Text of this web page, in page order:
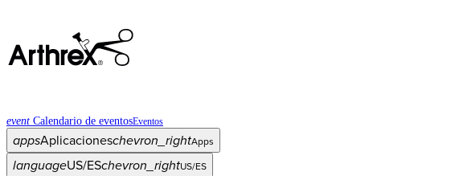
event Calendario de eventosEventos
appsAplicacioneschevron_rightApps
languageUS/ESchevron_rightUS/ES